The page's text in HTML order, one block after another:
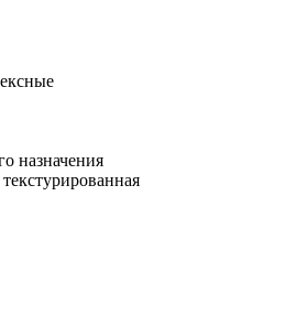
назначения
текстурированная